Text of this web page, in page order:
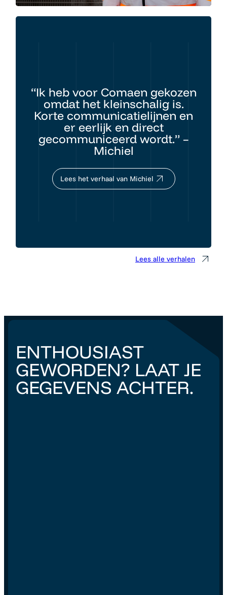
“Ik heb voor Comaen gekozen
omdat het kleinschalig is.
Korte communicatielijnen en
er eerlijk en direct
gecommuniceerd wordt.” –
Michiel
Lees het verhaal van Michiel
Lees alle verhalen
ENTHOUSIAST
GEWORDEN? LAAT JE
GEGEVENS ACHTER.